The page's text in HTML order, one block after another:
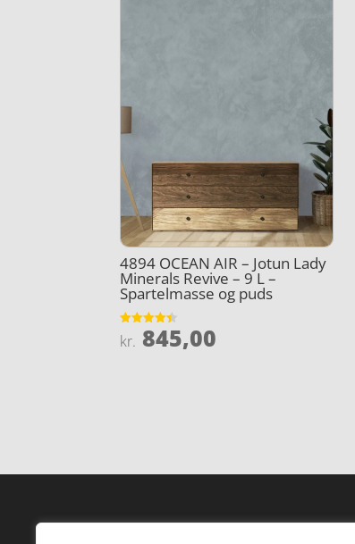
4894 OCEAN AIR – Jotun Lady
Minerals Revive – 9 L –
Spartelmasse og puds
Vurderet
4.4
kr. 845,00